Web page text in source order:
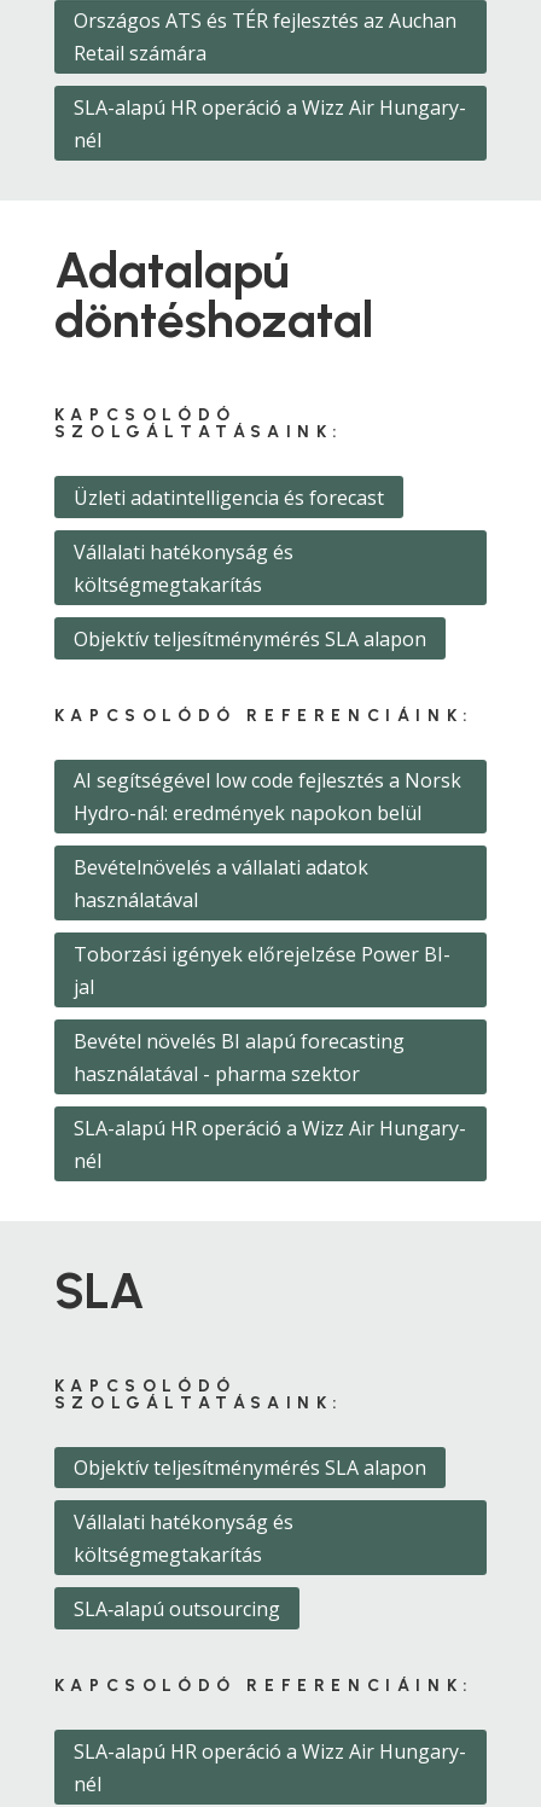
Országos ATS és TÉR fejlesztés az Auchan
Retail számára
SLA-alapú HR operáció a Wizz Air Hungary-
nél
Adatalapú
döntéshozatal
KAPCSOLÓDÓ
SZOLGÁLTATÁSAINK:
Üzleti adatintelligencia és forecast
Vállalati hatékonyság és
költségmegtakarítás
Objektív teljesítménymérés SLA alapon
KAPCSOLÓDÓ REFERENCIÁINK:
AI segítségével low code fejlesztés a Norsk
Hydro-nál: eredmények napokon belül
Bevételnövelés a vállalati adatok
használatával
Toborzási igények előrejelzése Power BI-
jal
Bevétel növelés BI alapú forecasting
használatával - pharma szektor
SLA-alapú HR operáció a Wizz Air Hungary-
nél
SLA
KAPCSOLÓDÓ
SZOLGÁLTATÁSAINK:
Objektív teljesítménymérés SLA alapon
Vállalati hatékonyság és
költségmegtakarítás
SLA‑alapú outsourcing
KAPCSOLÓDÓ REFERENCIÁINK:
SLA-alapú HR operáció a Wizz Air Hungary-
nél